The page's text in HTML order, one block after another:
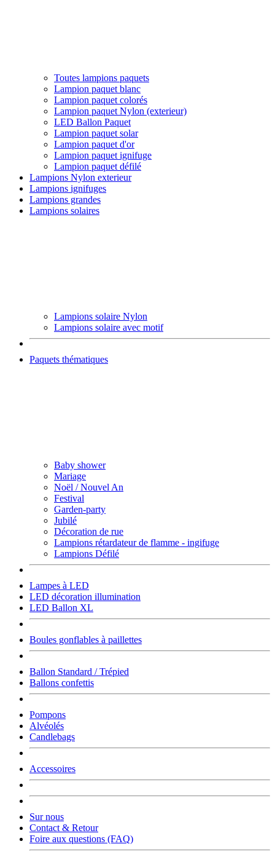
Toutes lampions paquets
Lampion paquet blanc
Lampion paquet colorés
Lampion paquet Nylon (exterieur)
LED Ballon Paquet
Lampion paquet solar
Lampion paquet d'or
Lampion paquet ignifuge
Lampion paquet défilé
Lampions Nylon exterieur
Lampions ignifuges
Lampions grandes
Lampions solaires
Lampions solaire Nylon
Lampions solaire avec motif
Paquets thématiques
Baby shower
Mariage
Noël / Nouvel An
Festival
Garden-party
Jubilé
Décoration de rue
Lampions rétardateur de flamme - ingifuge
Lampions Défilé
Lampes à LED
LED décoration illumination
LED Ballon XL
Boules gonflables à paillettes
Ballon Standard / Trépied
Ballons confettis
Pompons
Alvéolés
Candlebags
Accessoires
Sur nous
Contact & Retour
Foire aux questions (FAQ)